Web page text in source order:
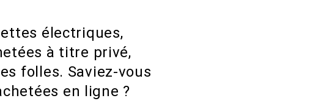
électriques,
à titre privé,
folles. Saviez-vous
en ligne ?